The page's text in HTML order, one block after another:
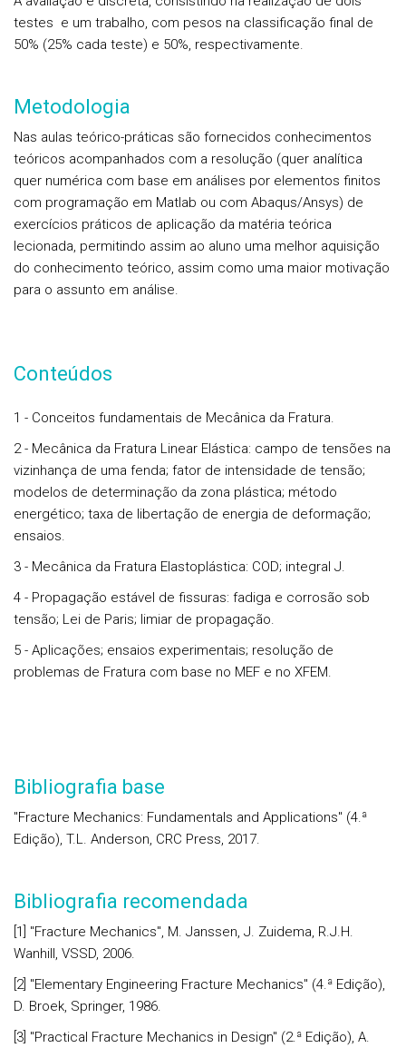
testes e um trabalho, com pesos na classificação final de
50% (25% cada teste) e 50%, respectivamente.
Metodologia
Nas aulas teórico-práticas são fornecidos conhecimentos
teóricos acompanhados com a resolução (quer analítica
quer numérica com base em análises por elementos finitos
com programação em Matlab ou com Abaqus/Ansys) de
exercícios práticos de aplicação da matéria teórica
lecionada, permitindo assim ao aluno uma melhor aquisição
do conhecimento teórico, assim como uma maior motivação
para o assunto em análise.
Conteúdos
1 - Conceitos fundamentais de Mecânica da Fratura.
2 - Mecânica da Fratura Linear Elástica: campo de tensões na
vizinhança de uma fenda; fator de intensidade de tensão;
modelos de determinação da zona plástica; método
energético; taxa de libertação de energia de deformação;
ensaios.
3 - Mecânica da Fratura Elastoplástica: COD; integral J.
4 - Propagação estável de fissuras: fadiga e corrosão sob
tensão; Lei de Paris; limiar de propagação.
5 - Aplicações; ensaios experimentais; resolução de
problemas de Fratura com base no MEF e no XFEM.
Bibliografia base
"Fracture Mechanics: Fundamentals and Applications" (4.ª
Edição), T.L. Anderson, CRC Press, 2017.
Bibliografia recomendada
[1] "Fracture Mechanics", M. Janssen, J. Zuidema, R.J.H.
Wanhill, VSSD, 2006.
[2] "Elementary Engineering Fracture Mechanics" (4.ª Edição),
D. Broek, Springer, 1986.
[3] "Practical Fracture Mechanics in Design" (2.ª Edição), A.